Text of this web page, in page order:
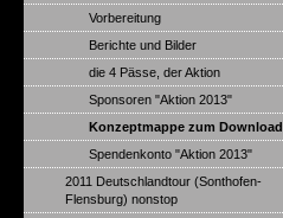
Vorbereitung
Berichte und Bilder
die 4 Pässe, der Aktion
Sponsoren "Aktion 2013"
Konzeptmappe zum Download
Spendenkonto "Aktion 2013"
2011 Deutschlandtour (Sonthofen-
Flensburg) nonstop